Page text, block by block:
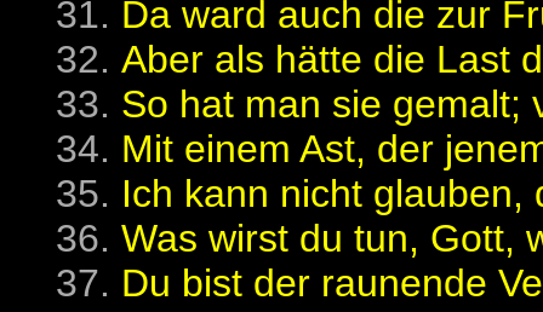
Da ward auch die zur
Aber als hätte die Last
So hat man sie gemalt;
Mit einem Ast, der
Ich kann nicht glauben,
Was wirst du tun, Gott,
Du bist der raunende